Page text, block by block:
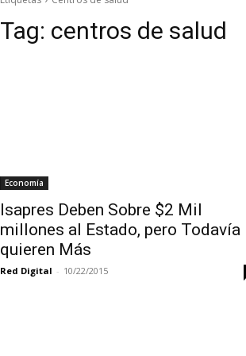
Tag: centros de salud
Economía
Isapres Deben Sobre $2 Mil
millones al Estado, pero Todavía
quieren Más
Red Digital - 10/22/2015